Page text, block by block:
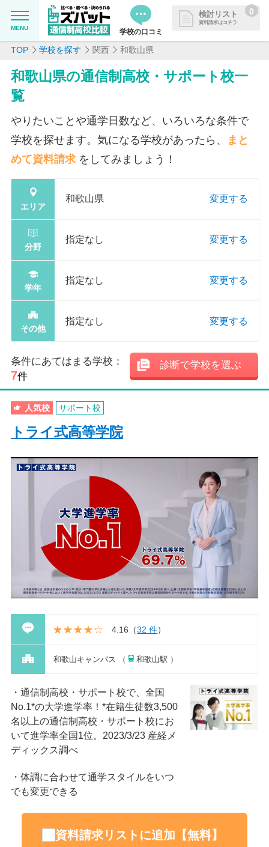
MENU 学校の口コミ
検討リスト
資料請求はコチラ
0
追加した学校を一覧で確認・まと
MENU
学校を探したい
通信制高校について知りたい
はじめての方へ
よくある質問
掲載を希望される学校様へ
TOP 学校を探す 関西 和歌山県
和歌山県の通信制高校・サポート校一
覧
やりたいことや通学日数など、いろいろな条件で
学校を探せます。気になる学校があったら、
まと
めて資料請求をしてみましょう！
エリア
和歌山県 変更する
分野
指定なし 変更する
学年
指定なし 変更する
その他
指定なし 変更する
条件にあてはまる学校：
7件
診断で学校を選ぶ
人気校 サポート校
トライ式高等学院
4.16 （32 件）
和歌山キャンパス （ 和歌山駅 ）
通信制高校・サポート校で、全国
No.1*の大学進学率！*在籍⽣徒数3,500
名以上の通信制⾼校・サポート校にお
いて進学率全国1位。2023/3/23 産経メ
ディックス調べ
体調に合わせて通学スタイルをいつ
でも変更できる
資料請求リストに追加【無料】